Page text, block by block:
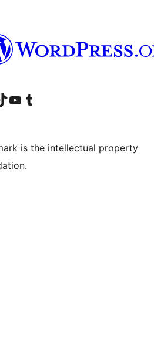
konto
our TikTok account
Visit our YouTube channel
Visit our Tumblr account
is the intellectual property